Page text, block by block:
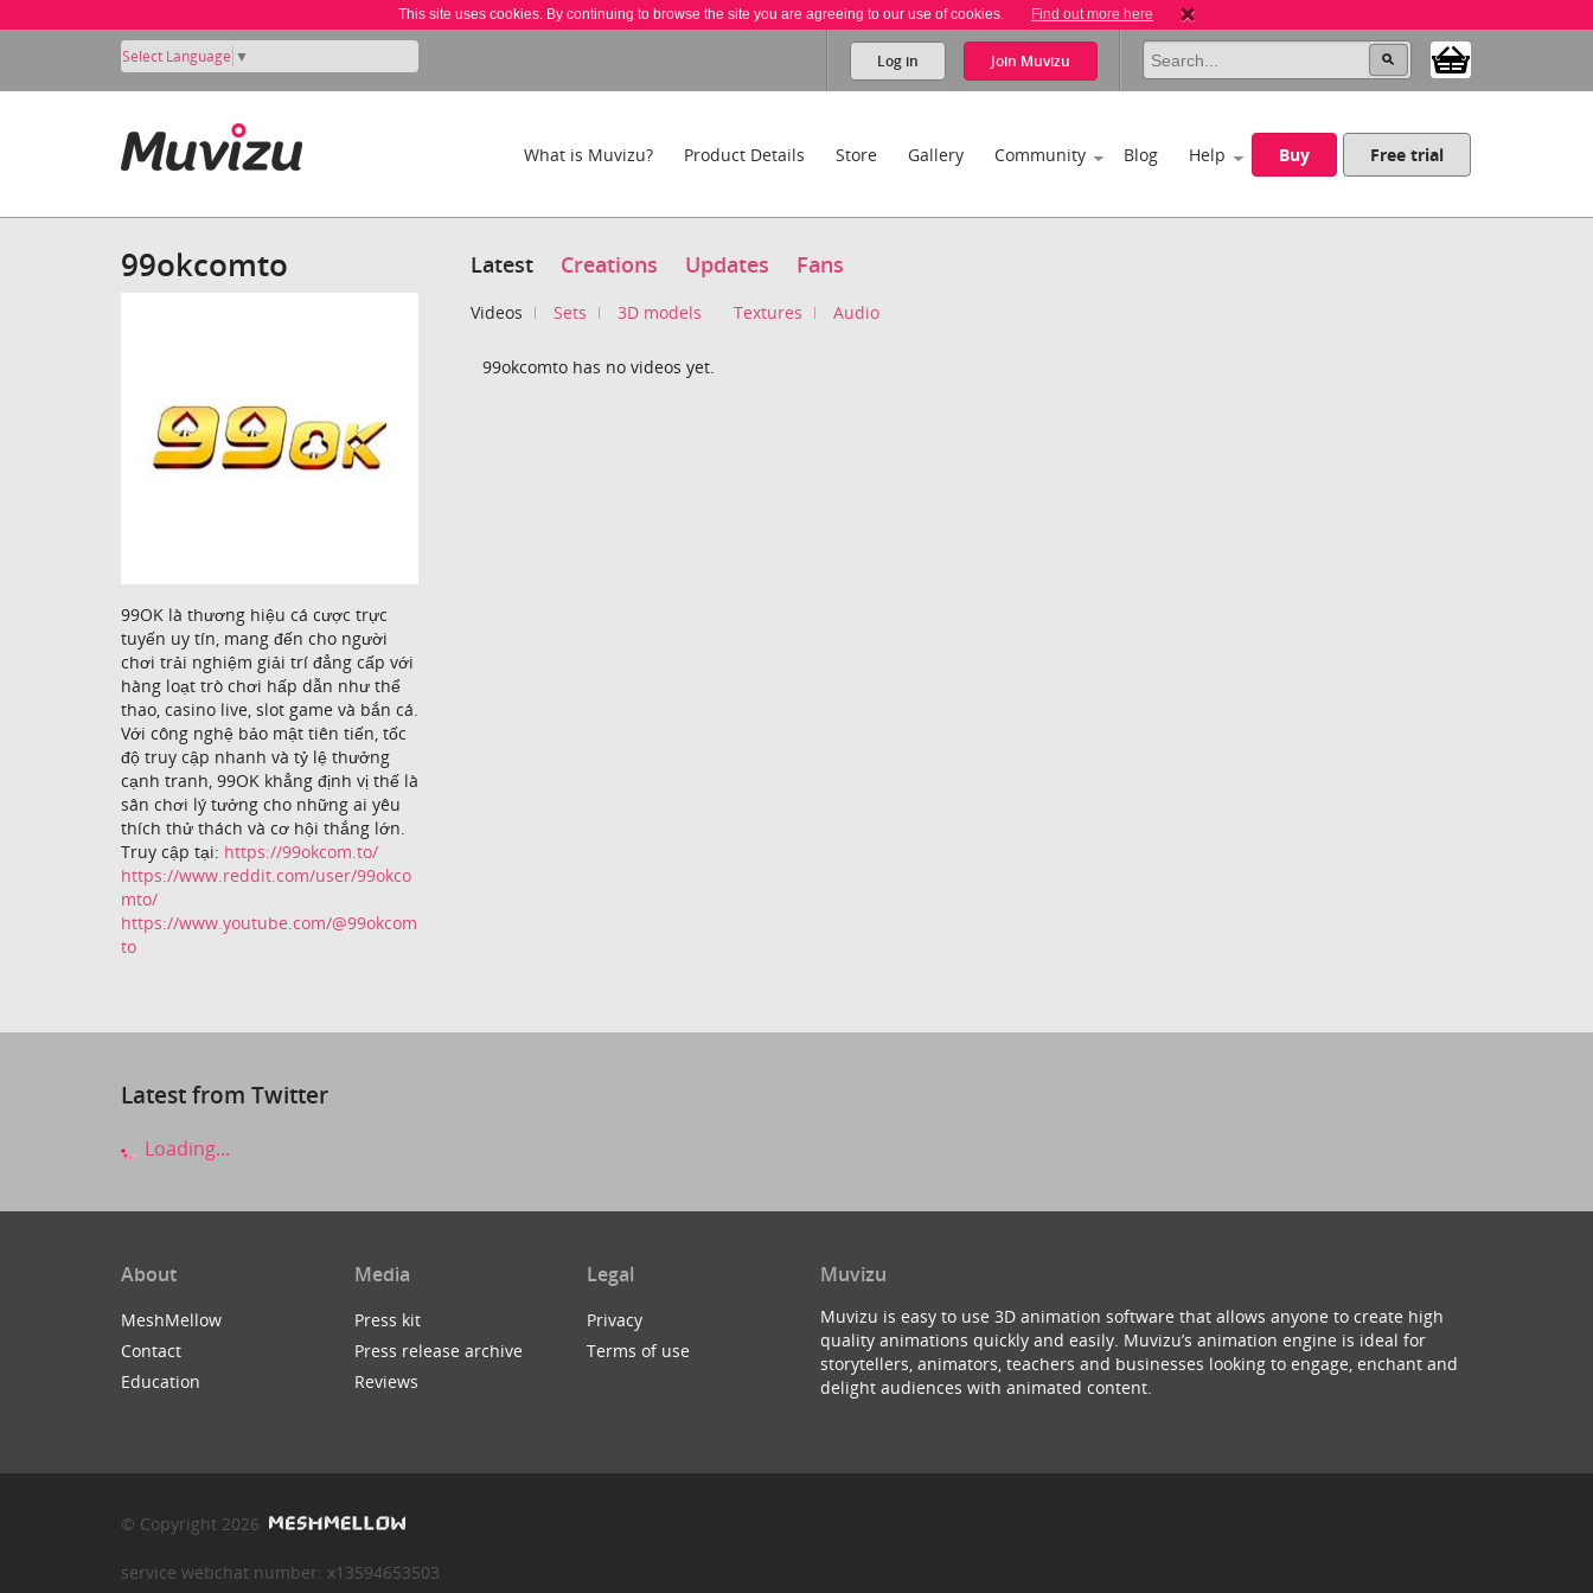
This site uses cookies. By continuing to browse the site you are agreeing to our use of cookies. Find out more here
Select Language ▼ Log in Join Muvizu
What is Muvizu? Product Details Store Gallery Community Blog Help Buy Free trial
99okcomto
99OK là thương hiệu cá cược trực
tuyến uy tín, mang đến cho người
chơi trải nghiệm giải trí đẳng cấp với
hàng loạt trò chơi hấp dẫn như thể
thao, casino live, slot game và bắn cá.
Với công nghệ bảo mật tiên tiến, tốc
độ truy cập nhanh và tỷ lệ thưởng
cạnh tranh, 99OK khẳng định vị thế là
sân chơi lý tưởng cho những ai yêu
thích thử thách và cơ hội thắng lớn.
Truy cập tại: https://99okcom.to/
https://www.reddit.com/user/99okco
mto/
https://www.youtube.com/@99okcom
to
Latest Creations Updates Fans
Videos Sets 3D models Textures Audio
99okcomto has no videos yet.
Latest from Twitter
Loading...
About
MeshMellow
Contact
Education
Media
Press kit
Press release archive
Reviews
Legal
Privacy
Terms of use
Muvizu
Muvizu is easy to use 3D animation software that allows anyone to create high
quality animations quickly and easily. Muvizu’s animation engine is ideal for
storytellers, animators, teachers and businesses looking to engage, enchant and
delight audiences with animated content.
© Copyright 2026
service webchat number: x13594653503